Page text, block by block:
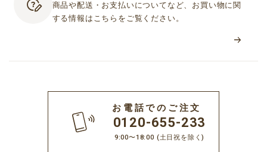
商品や配送・お支払いについてなど、お買い物に関
する情報はこちらをご覧ください。
お電話でのご注文
0120-655-233
9:00〜18:00 (土日祝を除く)